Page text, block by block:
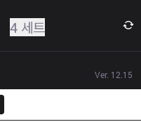
4 세트
Ver. 12.15